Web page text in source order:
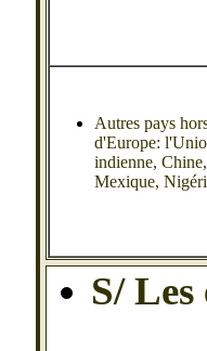
Autres pays
d'Europe:
indienne, Chine,
Mexique,
S/